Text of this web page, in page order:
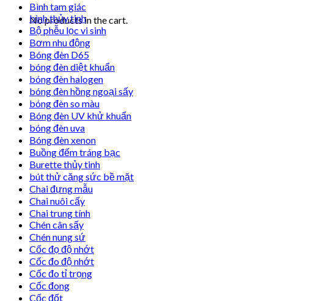
No products in the cart.
Bình tam giác
bình thủy tinh
Bộ phễu lọc vi sinh
Bơm nhu động
Bóng đèn D65
bóng đèn diệt khuẩn
bóng đèn halogen
bóng đèn hồng ngoại sấy
bóng đèn so màu
Bóng đèn UV khử khuẩn
bóng đèn uva
Bóng đèn xenon
Buồng đếm tráng bạc
Burette thủy tinh
bút thử căng sức bề mặt
Chai đựng mẫu
Chai nuôi cấy
Chai trung tính
Chén cân sấy
Chén nung sứ
Cốc đọ độ nhớt
Cốc đo độ nhớt
Cốc đo tỉ trọng
Cốc đong
Cốc đốt